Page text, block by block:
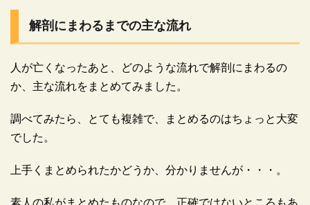
解剖にまわるまでの主な流れ
人が亡くなったあと、どのような流れで解剖にまわるの
か、主な流れをまとめてみました。
調べてみたら、とても複雑で、まとめるのはちょっと大変
でした。
上手くまとめられたかどうか、分かりませんが・・・。